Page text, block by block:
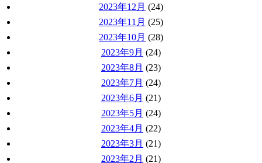
2023年12月 (24)
2023年11月 (25)
2023年10月 (28)
2023年9月 (24)
2023年8月 (23)
2023年7月 (24)
2023年6月 (21)
2023年5月 (24)
2023年4月 (22)
2023年3月 (21)
2023年2月 (21)